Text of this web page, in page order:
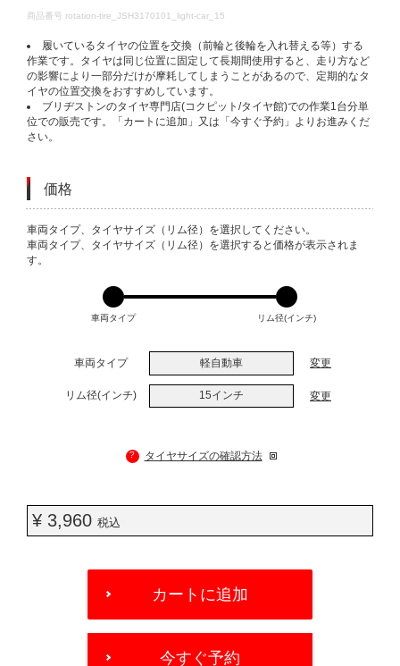
DETAILS
商品番号 rotation-tire_JSH3170101_light-car_15
履いているタイヤの位置を交換（前輪と後輪を入れ替える等）する
作業です。タイヤは同じ位置に固定して長期間使用すると、走り方など
の影響により一部分だけが摩耗してしまうことがあるので、定期的なタ
イヤの位置交換をおすすめしています。
ブリヂストンのタイヤ専門店(コクピット/タイヤ館)での作業1台分単
位での販売です。「カートに追加」又は「今すぐ予約」よりお進みくだ
さい。
価格
VARIATIONS
車両タイプ、タイヤサイズ（リム径）を選択してください。
車両タイプ、タイヤサイズ（リム径）を選択すると価格が表示されま
す。
車両タイプ リム径(インチ)
車両タイプ 軽自動車 変更
リム径(インチ) 15インチ 変更
? タイヤサイズの確認方法
¥ 3,960 税込
OPTIONS
カートに追加
今すぐ予約